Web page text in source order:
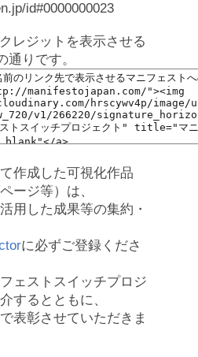
id#0000000023
レジットを表示させる
通りです。
作成した可視化作品
ージ等）は、
用した成果等の集約・
に必ずご登録くださ
ェストスイッチプロジ
するとともに、
で表彰させていただきま